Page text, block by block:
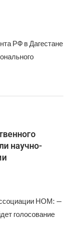
РФ в Дагестане
научно-
НОМ: —
голосование